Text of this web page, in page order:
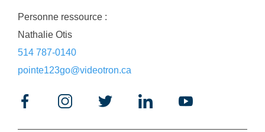
Personne ressource :
Nathalie Otis
514 787-0140
pointe123go@videotron.ca